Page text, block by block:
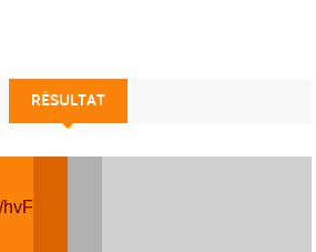
RÉSULTAT